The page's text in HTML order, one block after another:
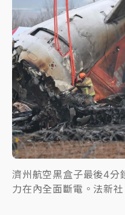
獨家｜ 和欣客運總裁
腳鐐提前奔靈堂畫面曝
處置制度大變革！ 證
數與撮合時間
才續任就飛美國大學面
到來時引起我的好奇
白海豚颱風解除海警
地午後雷雨
分析｜ 7月營收甫首破
標？ 鴻海本週法說法人
濟州航空黑盒子最後4分
力在內全面斷電。法新社